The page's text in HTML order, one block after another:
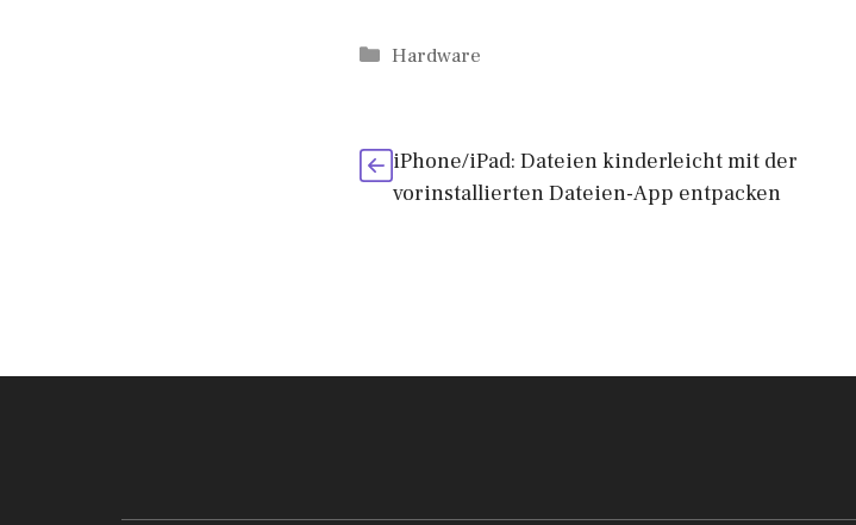
Kategorien
Hardware
iPhone/iPad: Dateien kinderleicht mit der
vorinstallierten Dateien-App entpacken